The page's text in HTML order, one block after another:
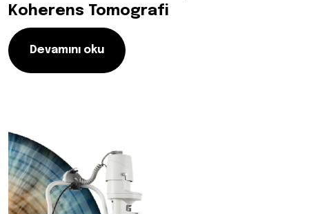
Koherens Tomografi
Devamını oku